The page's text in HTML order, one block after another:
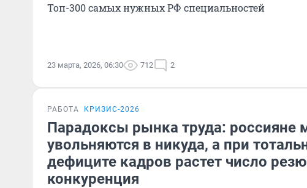
Топ-300 самых нужных РФ специальностей
23 марта, 2026, 06:30 712 2
РАБОТА КРИЗИС-2026
Парадоксы рынка труда: россияне
увольняются в никуда, а при
дефиците кадров растет число
конкуренция